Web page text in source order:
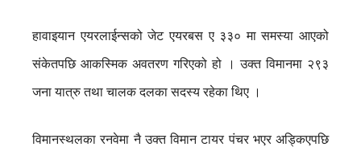
हावाइयान एयरलाईन्सको जेट एयरबस ए ३३० मा समस्या आएको
संकेतपछि आकस्मिक अवतरण गरिएको हो ।उक्त विमानमा २९३
जना यात्रु तथा चालक दलका सदस्य रहेका थिए ।
विमानस्थलका रनवेमा नै उक्त विमान टायर पंचर भएर अड्किएपछि